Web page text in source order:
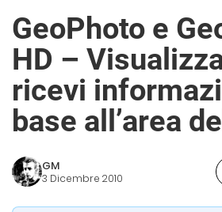
GeoPhoto e
HD –
ricevi
base all’area
GM
3 Dicembre 2010